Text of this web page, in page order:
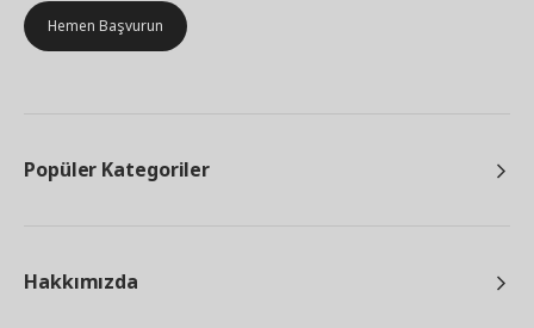
Hemen Başvurun
Popüler Kategoriler
Hakkımızda